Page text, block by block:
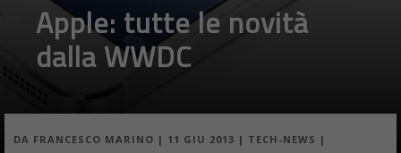
Apple: tutte le novità
dalla WWDC
DA FRANCESCO MARINO | 11 GIU 2013 | TECH-NEWS |